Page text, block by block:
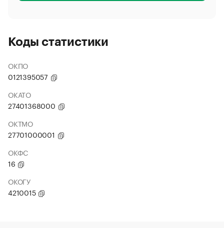
Коды статистики
ОКПО
0121395057
ОКАТО
27401368000
ОКТМО
27701000001
ОКФС
16
ОКОГУ
4210015